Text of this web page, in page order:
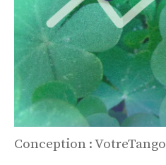
Conception : VotreTango